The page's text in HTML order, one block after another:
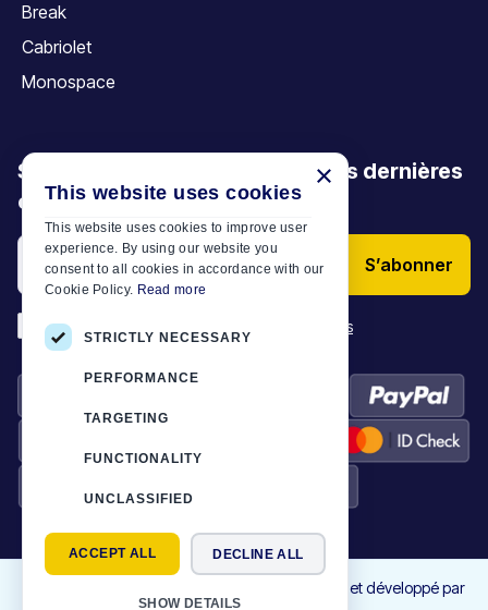
Break
Cabriolet
Monospace
Soyez le premier à découvrir nos dernières
offres, promotions et articles
S’abonner
*J’ai lu et j’accepte les Conditions générales
Tous droits réservés. Conçu et développé par
×
This website uses cookies
This website uses cookies to improve user
experience. By using our website you
consent to all cookies in accordance with our
Cookie Policy. Read more
STRICTLY NECESSARY
PERFORMANCE
TARGETING
FUNCTIONALITY
UNCLASSIFIED
ACCEPT ALL DECLINE ALL
SHOW DETAILS